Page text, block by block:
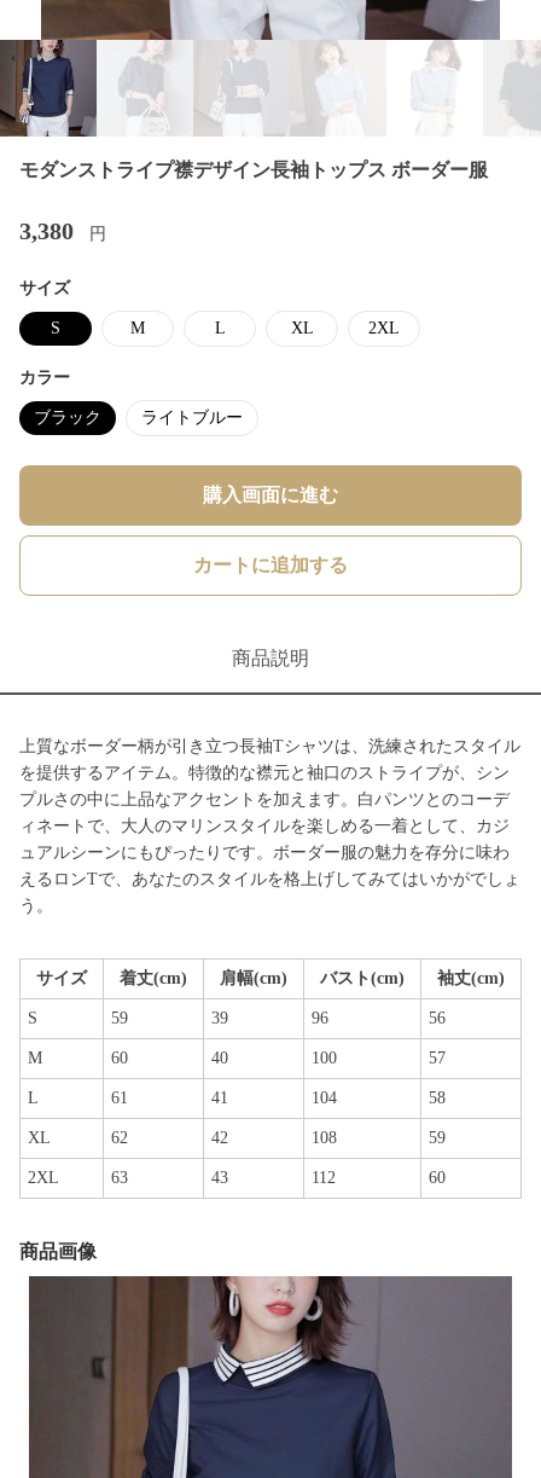
モダンストライプ襟デザイン長袖トップス ボーダー服
3,380 円
サイズ
S M L XL 2XL
カラー
ブラック ライトブルー
購入画面に進む
カートに追加する
商品説明
上質なボーダー柄が引き立つ長袖Tシャツは、洗練されたスタイル
を提供するアイテム。特徴的な襟元と袖口のストライプが、シン
プルさの中に上品なアクセントを加えます。白パンツとのコーデ
ィネートで、大人のマリンスタイルを楽しめる一着として、カジ
ュアルシーンにもぴったりです。ボーダー服の魅力を存分に味わ
えるロンTで、あなたのスタイルを格上げしてみてはいかがでしょ
う。
サイズ 着丈(cm) 肩幅(cm) バスト(cm) 袖丈(cm)
S 59 39 96 56
M 60 40 100 57
L 61 41 104 58
XL 62 42 108 59
2XL 63 43 112 60
商品画像